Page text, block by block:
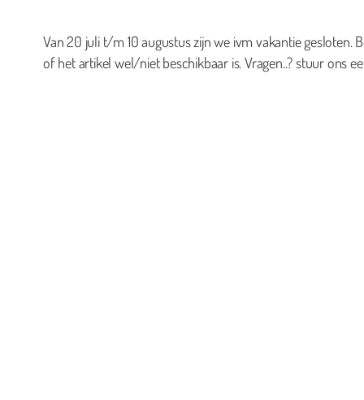
Van 20 juli t/m 10 augustus zijn we ivm vakantie gesloten.
of het artikel wel/niet beschikbaar is. Vragen..? stuur ons